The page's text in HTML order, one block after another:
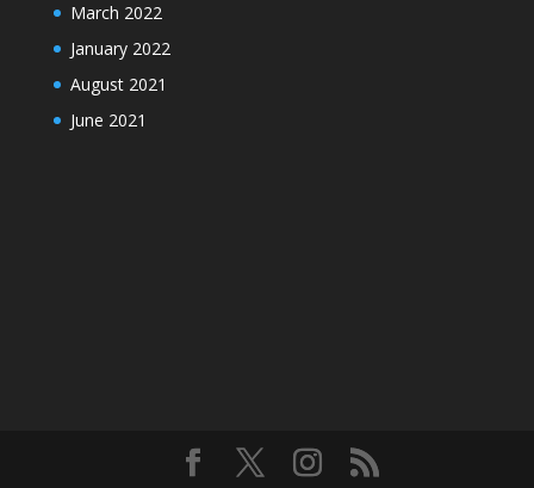
March 2022
January 2022
August 2021
June 2021